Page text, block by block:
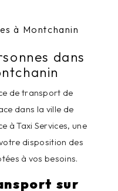
à Montchanin
dans
de transport de
dans la ville de
à Taxi Services, une
disposition des
à vos besoins.
sur